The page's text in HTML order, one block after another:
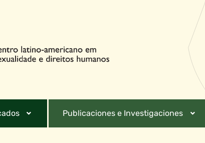
Publicaciones e Investigaciones